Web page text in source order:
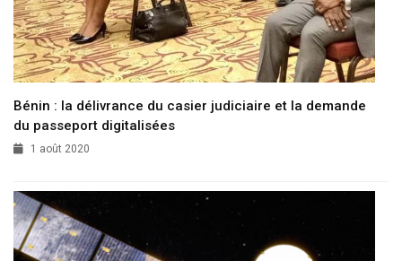
Bénin : la délivrance du casier judiciaire et la demande
du passeport digitalisées
1 août 2020